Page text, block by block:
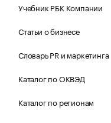
Учебник РБК Компании
Статьи о бизнесе
Словарь PR и маркетинга
Каталог по ОКВЭД
Каталог по регионам